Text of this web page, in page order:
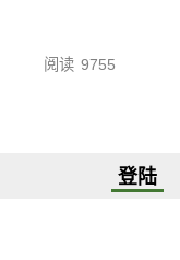
阅读 9755
登陆